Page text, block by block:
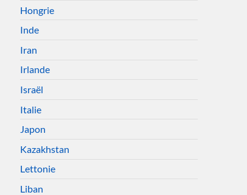
Hongrie
Inde
Iran
Irlande
Israël
Italie
Japon
Kazakhstan
Lettonie
Liban